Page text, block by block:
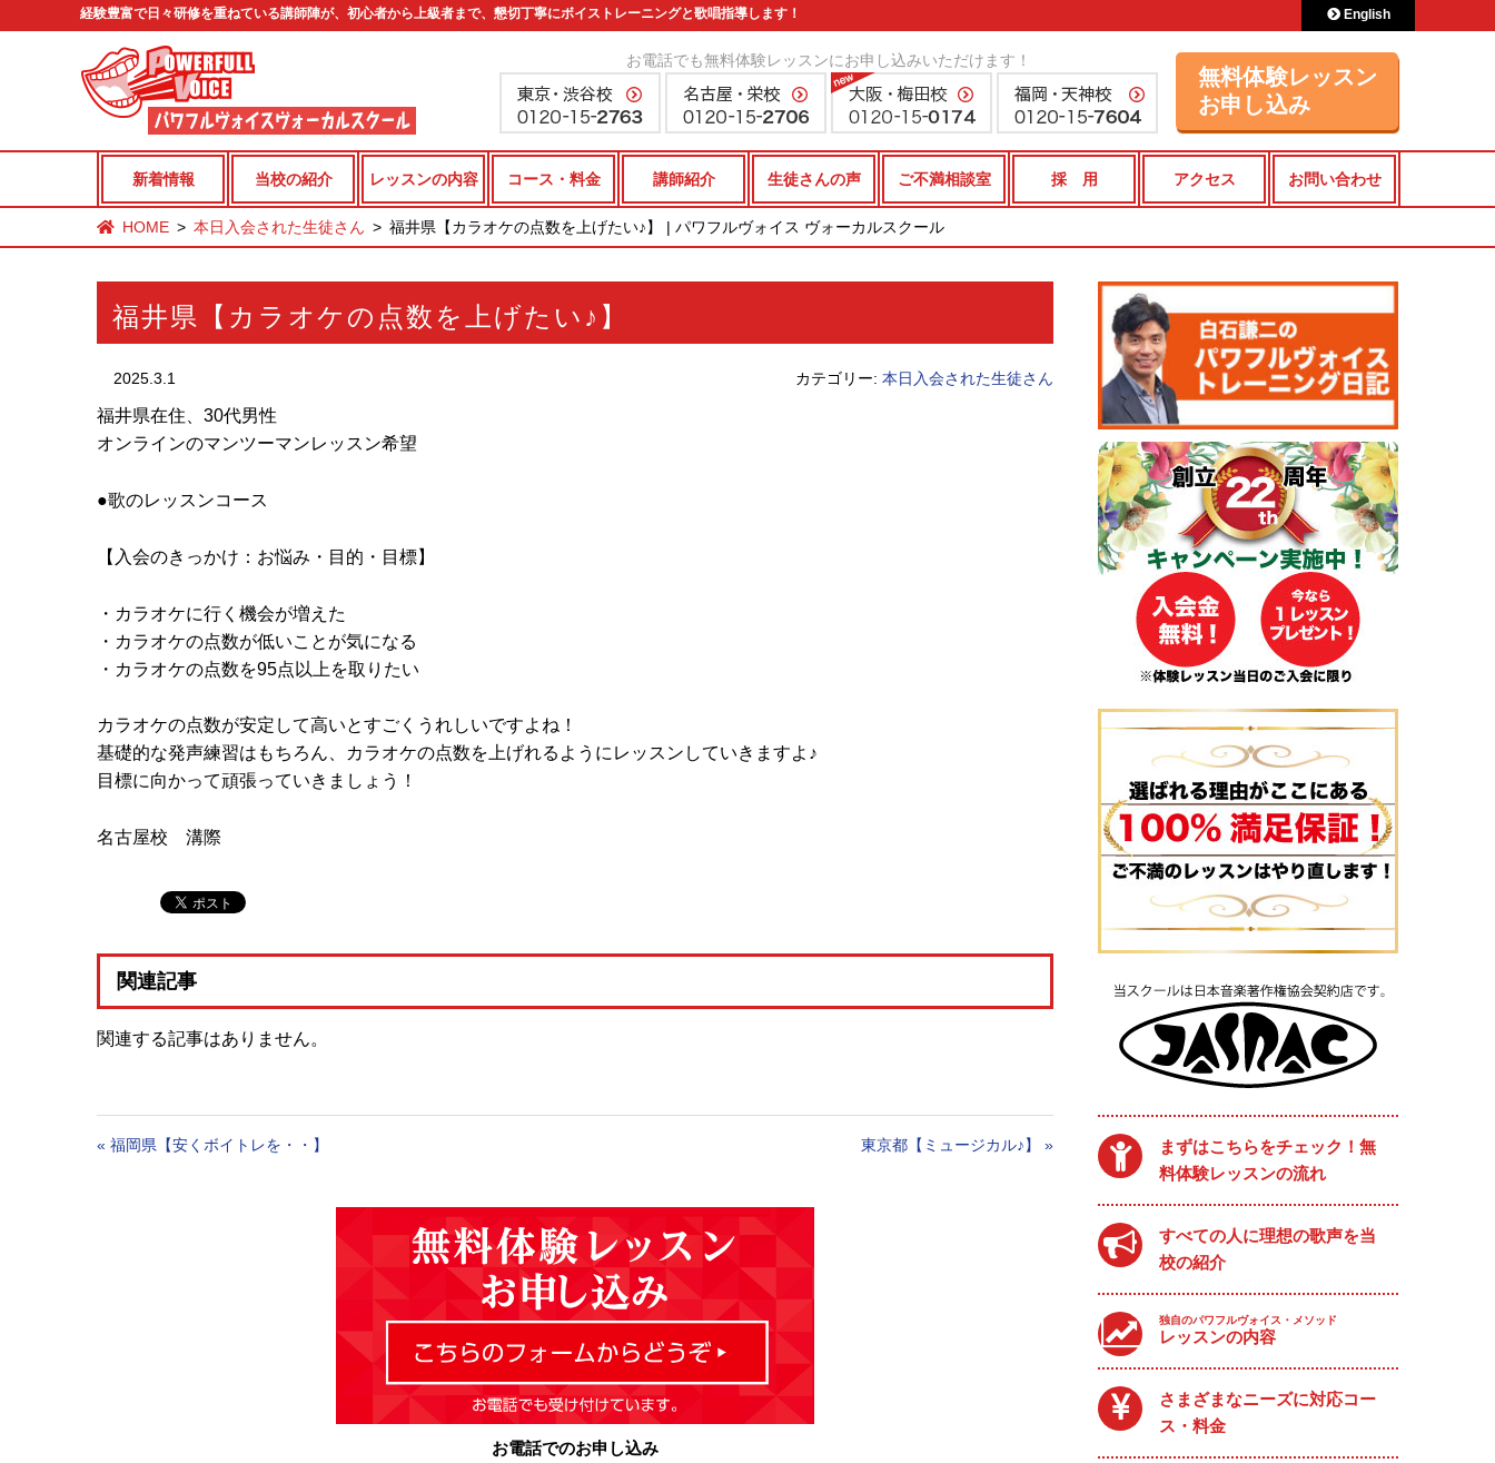
経験豊富で日々研修を重ねている講師陣が、初心者から上級者まで、懇切丁寧にボイストレーニングと歌唱指導します！
お電話でも無料体験レッスンにお申し込みいただけます！
無料体験レッスン
お申し込み
English
新着情報 当校の紹介 レッスンの内容 コース・料金 講師紹介 生徒さんの声 ご不満相談室 採 用 アクセス お問い合わせ
HOME 本日入会された生徒さん 福井県【カラオケの点数を上げたい♪】 | パワフルヴォイス ヴォーカルスクール
福井県【カラオケの点数を上げたい♪】
2025.3.1 カテゴリー: 本日入会された生徒さん
福井県在住、30代男性
オンラインのマンツーマンレッスン希望
●歌のレッスンコース
【入会のきっかけ：お悩み・目的・目標】
・カラオケに行く機会が増えた
・カラオケの点数が低いことが気になる
・カラオケの点数を95点以上を取りたい
カラオケの点数が安定して高いとすごくうれしいですよね！
基礎的な発声練習はもちろん、カラオケの点数を上げれるようにレッスンしていきますよ♪
目標に向かって頑張っていきましょう！
名古屋校 溝際
関連記事
関連する記事はありません。
« 福岡県【安くボイトレを・・】 東京都【ミュージカル♪】 »
お電話でのお申し込み
まずはこちらをチェック！無
料体験レッスンの流れ
すべての人に理想の歌声を当
校の紹介
独自のパワフルヴォイス・メソッド
レッスンの内容
さまざまなニーズに対応コー
ス・料金